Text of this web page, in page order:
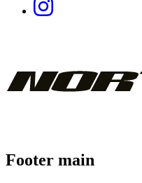
Footer main